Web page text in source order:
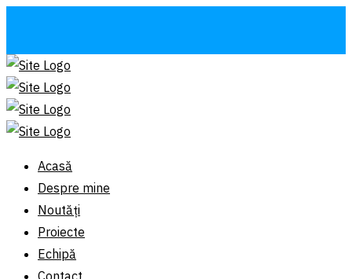
Acasă
Despre mine
Noutăți
Proiecte
Echipă
Contact